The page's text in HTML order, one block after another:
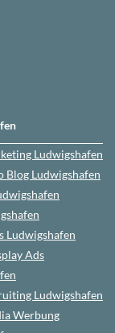
Ludwigshafen
Blog Ludwigshafen
Ludwigshafen
Ads
Ludwigshafen
Werbung